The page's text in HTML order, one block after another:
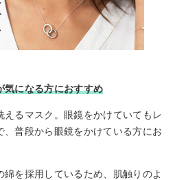
気になる方におすすめ
るマスク。眼鏡をかけていてもレ
、普段から眼鏡をかけている方にお
を採用しているため、肌触りのよ